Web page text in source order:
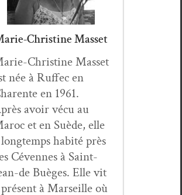
Christine Masset
Chris­tine Mas­set
née à Ruf­fec en
en 1961.
avoir vécu au
et en Suède, elle
habité près
Cévennes à Saint-
de Buèges. Elle vit
à Mar­seille où